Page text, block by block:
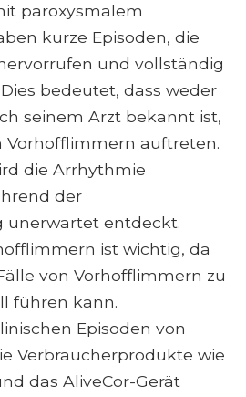
paroxysmalem
kurze Episoden, die
und vollständig
bedeutet, dass weder
seinem Arzt bekannt ist,
Vorhofflimmern auftreten.
die Arrhythmie
der
unerwartet entdeckt.
ist wichtig, da
von Vorhofflimmern zu
führen kann.
Episoden von
Verbraucherprodukte wie
das AliveCor-Gerät